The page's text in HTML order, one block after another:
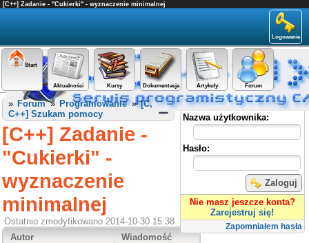
[C++] Zadanie - "Cukierki" - wyznaczenie minimalnej
Logowanie
Start
Aktualności Kursy Dokumentacja Artykuły Forum
Panel użytkownika
Nazwa użytkownika:
Hasło:
Zaloguj
Nie masz jeszcze konta?
Zarejestruj się!
Zapomniałem hasła
» Forum» Programowanie»[C,
C++] Szukam pomocy
[C++] Zadanie -
"Cukierki" -
wyznaczenie
minimalnej
Ostatnio zmodyfikowano 2014-10-30 15:38
Autor
Wiadomość